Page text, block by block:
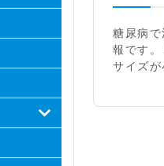
糖尿病
報です
サイズ